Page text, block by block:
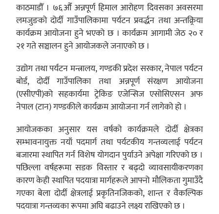
काठमाडौँ । ७६औँ अन्नपूर्ण हिमाल आरोहण दिवसका अवसरमा
लमजुङको दोर्दी गाउँपालिकामा पर्यटन प्रवर्द्धन तथा अन्तक्र्रिया
कार्यक्रम आयोजना हुने भएको छ । कार्यक्रम आगामी जेठ २० र
२१ गते सञ्चालन हुने आयोजकले जनाएको छ ।
उद्योग तथा पर्यटन मन्त्रालय, गण्डकी प्रदेश सरकार, नेपाल पर्यटन
बोर्ड, दोर्दी गाउँपालिका तथा अन्नपूर्ण संरक्षण आयोजना
(एसीएपी)को सहकार्यमा ट्रेकिङ एजेन्सिज एसोसिएसन अफ
नेपाल (टान) गण्डकीले कार्यक्रम आयोजना गर्न लागेको हो ।
आयोजकका अनुसार यस वर्षको कार्यक्रमले दोर्दी क्षेत्रका
सम्भावनायुक्त नयाँ पदमार्ग तथा पर्यटकीय गन्तव्यलाई पर्यटन
बजारमा स्थापित गर्न विशेष योगदान पुर्याउने अपेक्षा गरिएको छ ।
पछिल्ला वर्षहरूमा सडक विस्तार र बढ्दो व्यावसायीकरणका
कारण केही स्थापित पदयात्रा मार्गहरूले आफ्नो मौलिकता गुमाउँदै
गएका बेला दोर्दी क्षेत्रलाई प्रकृतिनजिकको, शान्त र वैकल्पिक
पदयात्रा गन्तव्यका रूपमा अघि बढाउने लक्ष्य राखिएको छ ।